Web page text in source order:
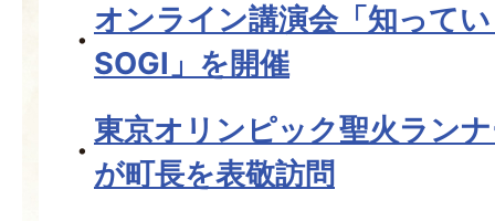
オンライン講演会「知って
SOGI」を開催
東京オリンピック聖火ラン
が町長を表敬訪問